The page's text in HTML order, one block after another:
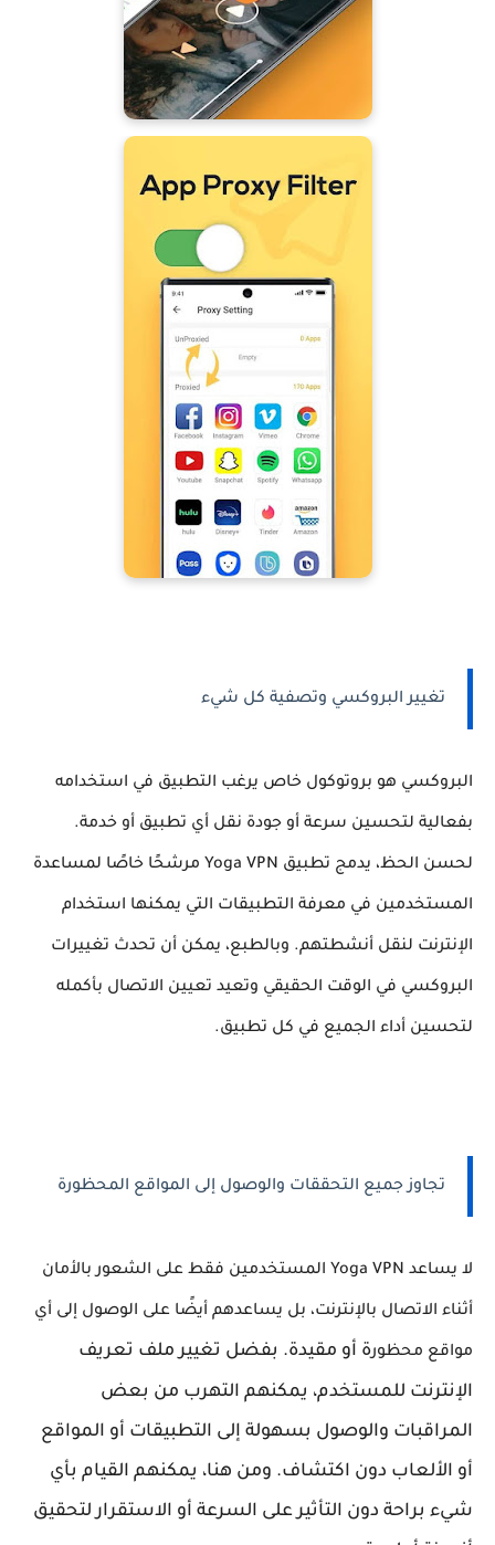
تغيير البروكسي وتصفية كل شيء
البروكسي هو بروتوكول خاص يرغب التطبيق في استخدامه
بفعالية لتحسين سرعة أو جودة نقل أي تطبيق أو خدمة.
لحسن الحظ، يدمج تطبيق Yoga VPN مرشحًا خاصًا لمساعدة
المستخدمين في معرفة التطبيقات التي يمكنها استخدام
الإنترنت لنقل أنشطتهم. وبالطبع، يمكن أن تحدث تغييرات
البروكسي في الوقت الحقيقي وتعيد تعيين الاتصال بأكمله
لتحسين أداء الجميع في كل تطبيق.
تجاوز جميع التحققات والوصول إلى المواقع المحظورة
لا يساعد Yoga VPN المستخدمين فقط على الشعور بالأمان
أثناء الاتصال بالإنترنت، بل يساعدهم أيضًا على الوصول إلى أي
مواقع محظورة أو مقيدة. بفضل تغيير ملف تعريف
الإنترنت للمستخدم، يمكنهم التهرب من بعض
المراقبات والوصول بسهولة إلى التطبيقات أو المواقع
أو الألعاب دون اكتشاف. ومن هنا، يمكنهم القيام بأي
شيء براحة دون التأثير على السرعة أو الاستقرار لتحقيق